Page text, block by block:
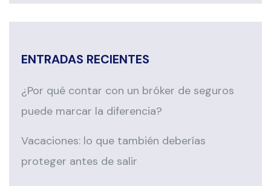
ENTRADAS RECIENTES
¿Por qué contar con un bróker de seguros
puede marcar la diferencia?
Vacaciones: lo que también deberías
proteger antes de salir